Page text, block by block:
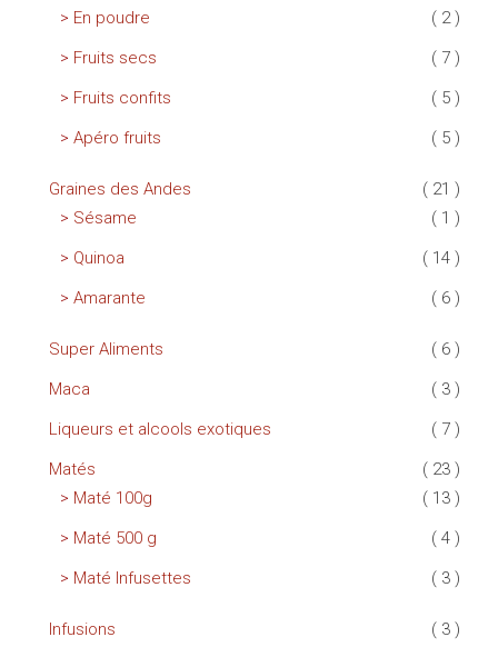
En poudre
( 2 )
Fruits secs
( 7 )
Fruits confits
( 5 )
Apéro fruits
( 5 )
Graines des Andes
( 21 )
Sésame
( 1 )
Quinoa
( 14 )
Amarante
( 6 )
Super Aliments
( 6 )
Maca
( 3 )
Liqueurs et alcools exotiques
( 7 )
Matés
( 23 )
Maté 100g
( 13 )
Maté 500 g
( 4 )
Maté Infusettes
( 3 )
Infusions
( 3 )